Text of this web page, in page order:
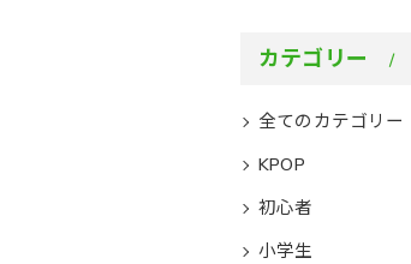
カテゴリー
全てのカテゴリー
KPOP
初心者
小学生